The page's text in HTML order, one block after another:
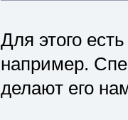
Для этого
например.
делают его